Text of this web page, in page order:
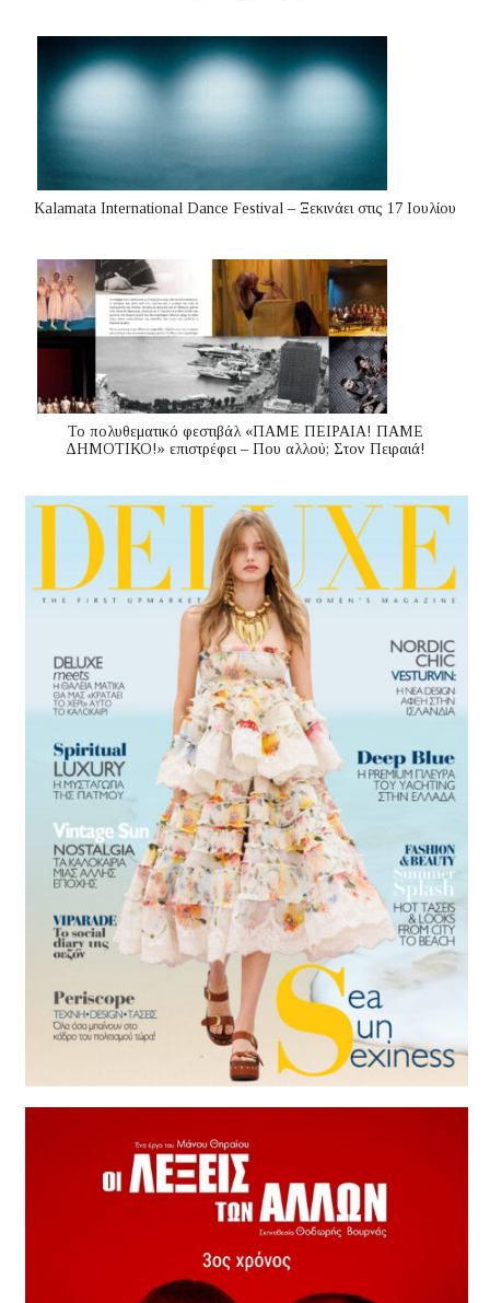
Kalamata International Dance Festival – Ξεκινάει στις 17 Ιουλίου
Το πολυθεματικό φεστιβάλ «ΠΑΜΕ ΠΕΙΡΑΙΑ! ΠΑΜΕ
ΔΗΜΟΤΙΚΟ!» επιστρέφει – Που αλλού; Στον Πειραιά!